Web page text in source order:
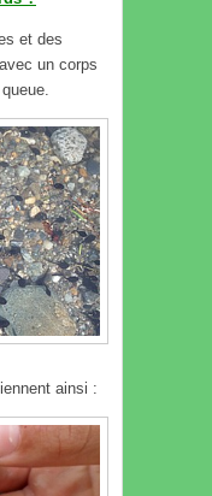
et des
un corps
ainsi :